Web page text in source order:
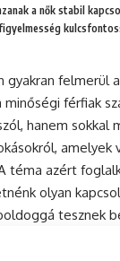
a nők stabil
gyakran felmerül
férfiak
hanem sokkal
amelyek
téma azért
olyan
tesznek